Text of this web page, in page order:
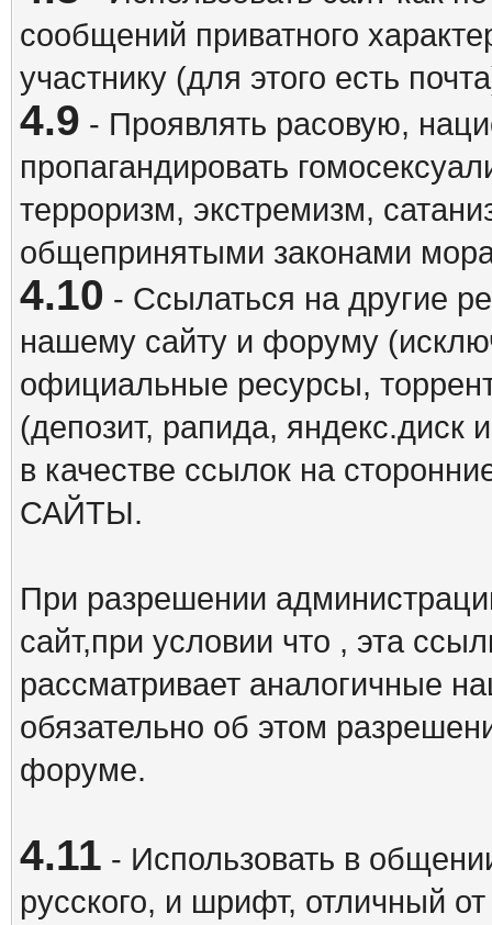
сообщений приватного
участнику (для этого есть
4.9 - Проявлять расовую,
пропагандировать
терроризм, экстремизм,
общепринятыми законами
4.10 - Ссылаться на другие
нашему сайту и форуму
официальные ресурсы,
(депозит, рапида, яндекс.диск
в качестве ссылок на
САЙТЫ.
При разрешении
сайт,при условии что , эта
рассматривает аналогичные
обязательно об этом
форуме.
4.11 - Использовать в
русского, и шрифт, отличный